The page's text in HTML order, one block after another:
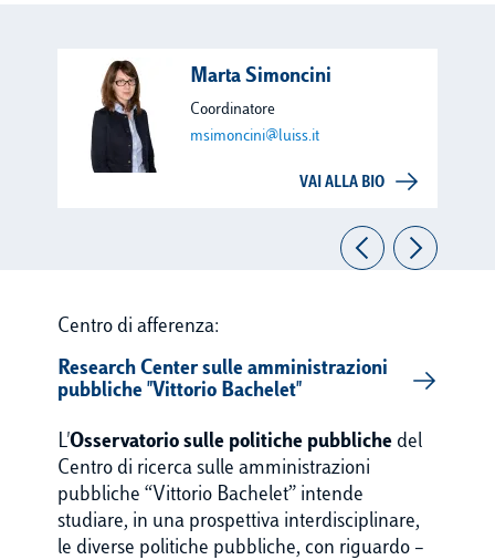
Marta Simoncini
Coordinatore
msimoncini@luiss.it
VAI ALLA BIO
Centro di afferenza:
Research Center sulle amministrazioni
pubbliche "Vittorio Bachelet"
L'Osservatorio sulle politiche pubbliche del
Centro di ricerca sulle amministrazioni
pubbliche “Vittorio Bachelet” intende
studiare, in una prospettiva interdisciplinare,
le diverse politiche pubbliche, con riguardo –